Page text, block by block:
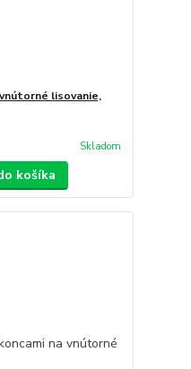
lisovanie,
Skladom
košíka